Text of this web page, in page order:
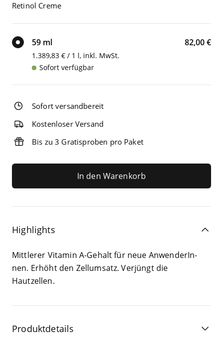
Reti­nol Creme
59 ml
1.389,83 € / 1 l, inkl. MwSt.
Sofort verfügbar
82,00 €
Sofort versandbereit
Kostenloser Versand
Bis zu 3 Gratisproben pro Paket
In den Warenkorb
Highlights
Mitt­le­rer Vit­amin A-Gehalt für neue Anwen­de­rIn­
nen. Erhöht den Zel­l­um­satz. Ver­jüngt die
Hautzellen.
Produktdetails